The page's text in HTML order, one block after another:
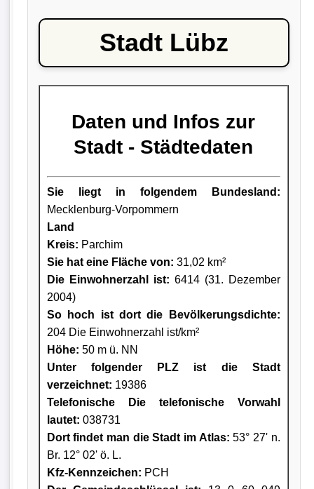
Stadt Lübz
Daten und Infos zur
Stadt - Städtedaten
Sie liegt in folgendem Bundesland:
Mecklenburg-Vorpommern
Land
Kreis: Parchim
Sie hat eine Fläche von: 31,02 km²
Die Einwohnerzahl ist: 6414 (31. Dezember
2004)
So hoch ist dort die Bevölkerungsdichte:
204 Die Einwohnerzahl ist/km²
Höhe: 50 m ü. NN
Unter folgender PLZ ist die Stadt
verzeichnet: 19386
Telefonische Die telefonische Vorwahl
lautet: 038731
Dort findet man die Stadt im Atlas: 53° 27' n.
Br. 12° 02' ö. L.
Kfz-Kennzeichen: PCH